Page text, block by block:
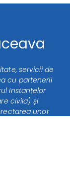
servicii de
cu partenerii
Instanțelor
civila) și
unor